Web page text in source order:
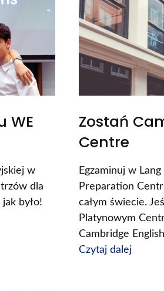
WE
w
dla
było!
Zostań
Centre
Egzaminuj w
Preparation
całym świecie.
Platynowym
Cambridge
Czytaj dalej